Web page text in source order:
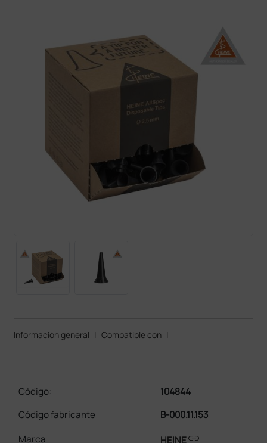
Información general | Compatible con |
Código:
104844
Código fabricante
B-000.11.153
Marca
HEINElink